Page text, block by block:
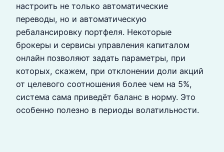
настроить не только автоматические
переводы, но и автоматическую
ребалансировку портфеля. Некоторые
брокеры и сервисы управления капиталом
онлайн позволяют задать параметры, при
которых, скажем, при отклонении доли акций
от целевого соотношения более чем на 5%,
система сама приведёт баланс в норму. Это
особенно полезно в периоды волатильности.